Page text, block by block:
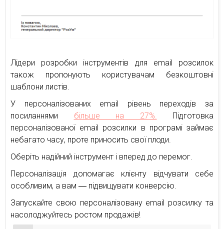
Лідери розробки інструментів для email розсилок
також пропонують користувачам безкоштовні
шаблони листів.
У персоналізованих email рівень переходів за
посиланнями більше на 27%. Підготовка
персоналізованої email розсилки в програмі займає
небагато часу, проте приносить свої плоди.
Оберіть надійний інструмент і вперед до перемог.
Персоналізація допомагає клієнту відчувати себе
особливим, а вам ― підвищувати конверсію.
Запускайте свою персоналізовану email розсилку та
насолоджуйтесь ростом продажів!